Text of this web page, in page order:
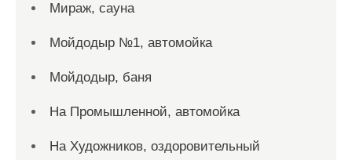
Мираж, сауна
Мойдодыр №1, автомойка
Мойдодыр, баня
На Промышленной, автомойка
На Художников, оздоровительный